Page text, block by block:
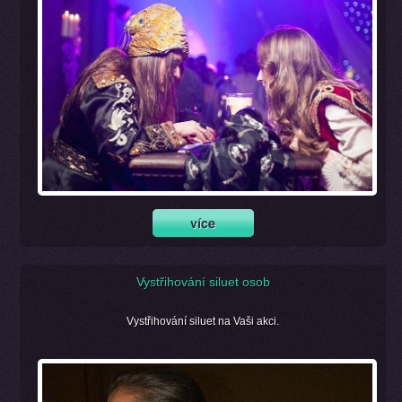
Vystřihování siluet osob
Vystřihování siluet na Vaši akci.